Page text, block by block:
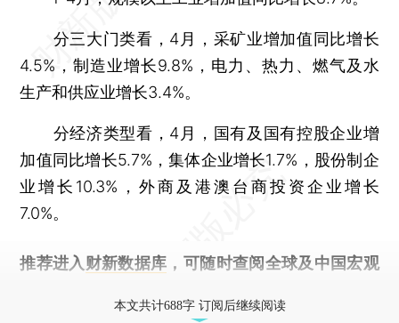
分三大门类看，4月，采矿业增加值同比增长
4.5%，制造业增长9.8%，电力、热力、燃气及水
生产和供应业增长3.4%。
分经济类型看，4月，国有及国有控股企业增
加值同比增长5.7%，集体企业增长1.7%，股份制企
业增长10.3%，外商及港澳台商投资企业增长
7.0%。
推荐进入 财新数据库 ，可随时查阅全球及中国宏观
本文共计688字 订阅后继续阅读